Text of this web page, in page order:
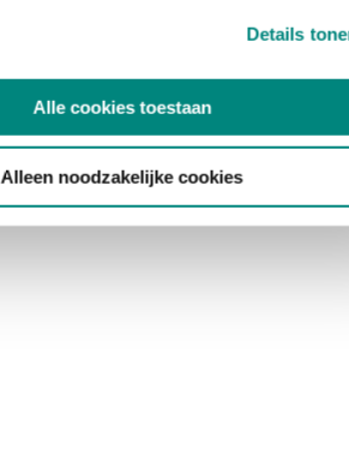
Details
Alle cookies toestaan
Alleen noodzakelijke cookies